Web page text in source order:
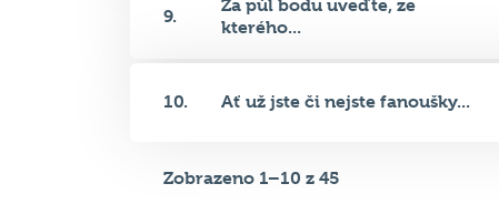
10. Ať už jste či nejste fanoušky...
Zobrazeno 1–10 z 45